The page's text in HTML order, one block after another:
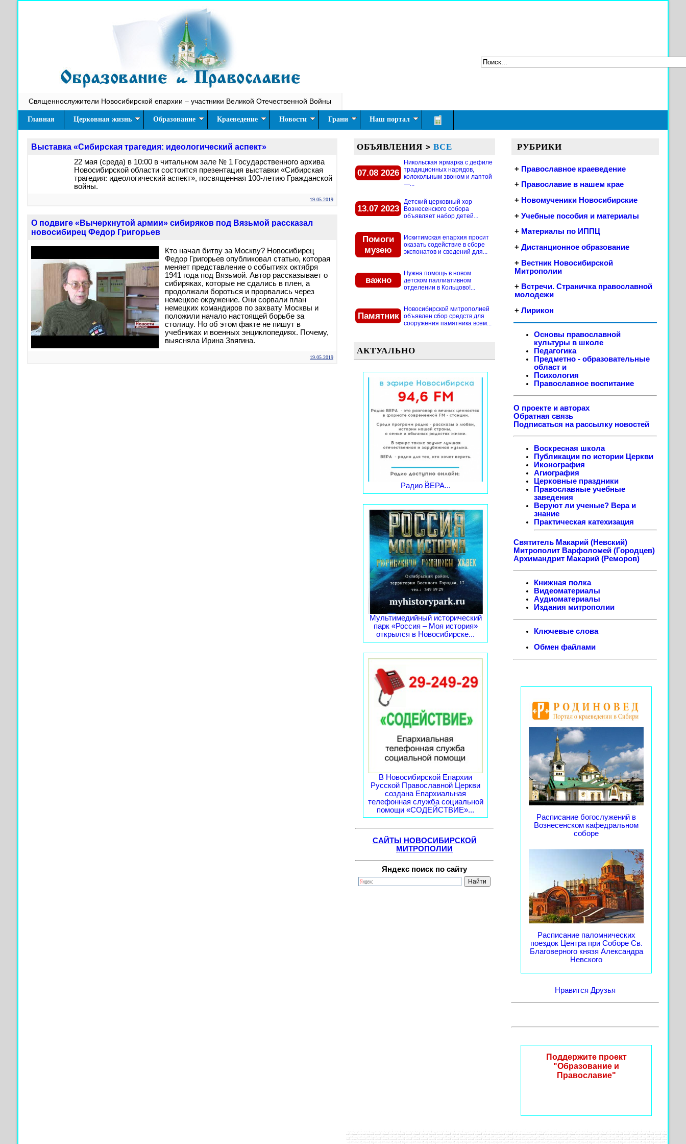
Священнослужители Новосибирской епархии – участники Великой Отечественной Войны
Главная Церковная жизнь Образование Краеведение Новости Грани Наш портал
Выставка «Сибирская трагедия: идеологический аспект»
22 мая (среда) в 10:00 в читальном зале № 1 Государственного архива
Новосибирской области состоится презентация выставки «Сибирская
трагедия: идеологический аспект», посвященная 100-летию Гражданской
войны.
19.05.2019
О подвиге «Вычеркнутой армии» сибиряков под Вязьмой рассказал
новосибирец Федор Григорьев
Кто начал битву за Москву? Новосибирец
Федор Григорьев опубликовал статью, которая
меняет представление о событиях октября
1941 года под Вязьмой. Автор рассказывает о
сибиряках, которые не сдались в плен, а
продолжали бороться и прорвались через
немецкое окружение. Они сорвали план
немецких командиров по захвату Москвы и
положили начало настоящей борьбе за
столицу. Но об этом факте не пишут в
учебниках и военных энциклопедиях. Почему,
выясняла Ирина Звягина.
19.05.2019
ОБЪЯВЛЕНИЯ > ВСЕ
07.08 2026
Никольская ярмарка с дефиле
традиционных нарядов,
колокольным звоном и лаптой
—...
13.07 2023
Детский церковный хор
Вознесенского собора
объявляет набор детей...
Помоги
музею
Искитимская епархия просит
оказать содействие в сборе
экспонатов и сведений для...
важно
Нужна помощь в новом
детском паллиативном
отделении в Кольцово!...
Памятник
Новосибирской митрополией
объявлен сбор средств для
сооружения памятника всем...
АКТУАЛЬНО
Радио ВЕРА...
Мультимедийный исторический
парк «Россия – Моя история»
открылся в Новосибирске...
В Новосибирской Епархии
Русской Православной Церкви
создана Епархиальная
телефонная служба социальной
помощи «СОДЕЙСТВИЕ»...
САЙТЫ НОВОСИБИРСКОЙ
МИТРОПОЛИИ
Яндекс поиск по сайту
РУБРИКИ
+ Православное краеведение
+ Православие в нашем крае
+ Новомученики Новосибирские
+ Учебные пособия и материалы
+ Материалы по ИППЦ
+ Дистанционное образование
+ Вестник Новосибирской
Митрополии
+ Встречи. Страничка православной
молодежи
+ Лирикон
Основы православной
культуры в школе
Педагогика
Предметно - образовательные
област и
Психология
Православное воспитание
О проекте и авторах
Обратная связь
Подписаться на рассылку новостей
Воскресная школа
Публикации по истории Церкви
Иконография
Агиография
Церковные праздники
Православные учебные
заведения
Веруют ли ученые? Вера и
знание
Практическая катехизация
Святитель Макарий (Невский)
Митрополит Варфоломей (Городцев)
Архимандрит Макарий (Реморов)
Книжная полка
Видеоматериалы
Аудиоматериалы
Издания митрополии
Ключевые слова
Обмен файлами
Расписание богослужений в
Вознесенском кафедральном
соборе
Расписание паломнических
поездок Центра при Соборе Св.
Благоверного князя Александра
Невского
Нравится Друзья
Поддержите проект
"Образование и
Православие"